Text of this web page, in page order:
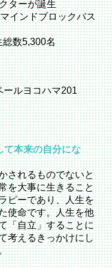
ターが誕生
インドブロックバス
数5,300名
ルヨコハマ201
て本来の自分にな
されるものでないと
を大事に生きること
ピーであり、人生を
使命です。人生を他
「自立」することに
考えるきっかけにし